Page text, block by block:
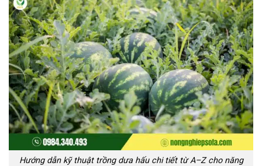
Hướng dẫn kỹ thuật trồng dưa hấu chi tiết từ A–Z cho năng